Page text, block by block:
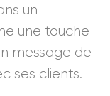
un
une touche
message de
ses clients.